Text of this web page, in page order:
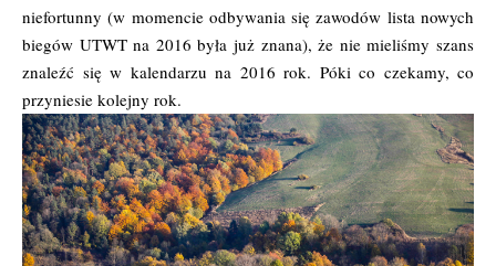
niefortunny (w momencie odbywania się zawodów lista nowych
biegów UTWT na 2016 była już znana), że nie mieliśmy szans
znaleźć się w kalendarzu na 2016 rok. Póki co czekamy, co
przyniesie kolejny rok.